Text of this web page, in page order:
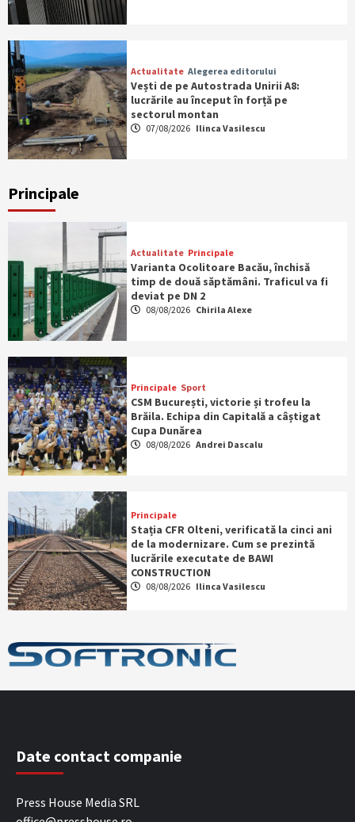
Actualitate Alegerea editorului
Vești de pe Autostrada Unirii A8:
lucrările au început în forță pe
sectorul montan
07/08/2026 Ilinca Vasilescu
Principale
Actualitate Principale
Varianta Ocolitoare Bacău, închisă
timp de două săptămâni. Traficul va fi
deviat pe DN 2
08/08/2026 Chirila Alexe
Principale Sport
CSM București, victorie și trofeu la
Brăila. Echipa din Capitală a câștigat
Cupa Dunărea
08/08/2026 Andrei Dascalu
Principale
Stația CFR Olteni, verificată la cinci ani
de la modernizare. Cum se prezintă
lucrările executate de BAWI
CONSTRUCTION
08/08/2026 Ilinca Vasilescu
Date contact companie
Press House Media SRL